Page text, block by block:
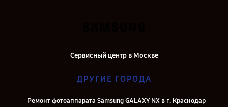
Сервисный центр в Москве
ДРУГИЕ ГОРОДА
Ремонт фотоаппарата Samsung GALAXY NX в г. Краснодар